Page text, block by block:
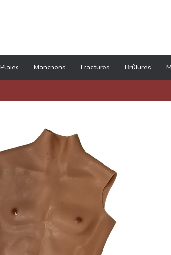
Plaies Manchons Fractures Brûlures